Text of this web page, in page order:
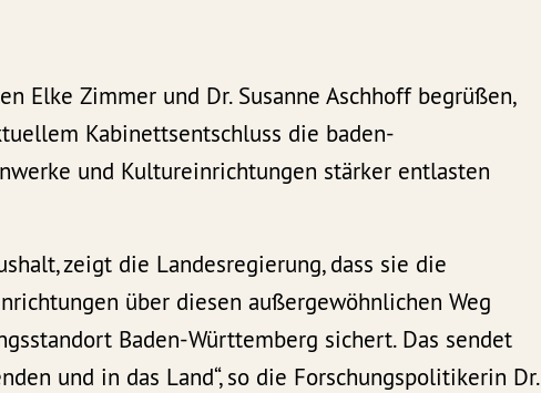
Elke Zimmer und Dr. Susanne Aschhoff begrüßen,
Kabinettsentschluss die baden-
und Kultureinrichtungen stärker entlasten
zeigt die Landesregierung, dass sie die
über diesen außergewöhnlichen Weg
Baden-Württemberg sichert. Das sendet
und in das Land“, so die Forschungspolitikerin Dr.